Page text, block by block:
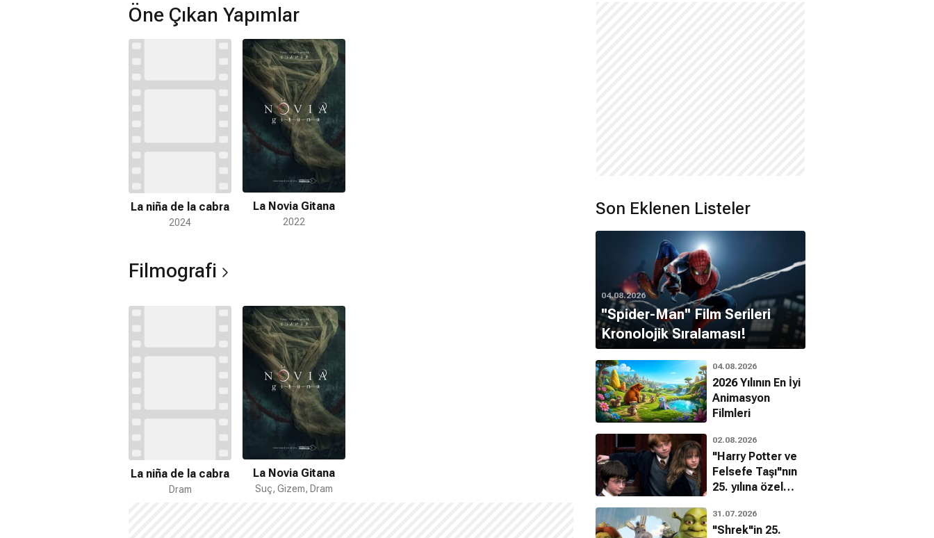
Öne Çıkan Yapımlar
La niña de la cabra
2024
La Novia Gitana
2022
Filmografi
La niña de la cabra
Dram
La Novia Gitana
Suç, Gizem, Dram
Son Eklenen Listeler
04.08.2026
''Spider-Man'' Film Serileri
Kronolojik Sıralaması!
04.08.2026
2026 Yılının En İyi
Animasyon
Filmleri
02.08.2026
"Harry Potter ve
Felsefe Taşı"nın
25. yılına özel
bilinmeyenleri!
31.07.2026
"Shrek"in 25.